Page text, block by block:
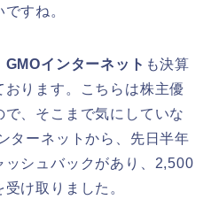
すね。
GMOインターネット も決算
ります。こちらは株主優
、そこまで気にしていな
ターネットから、先日半年
シュバックがあり、2,500
け取りました。